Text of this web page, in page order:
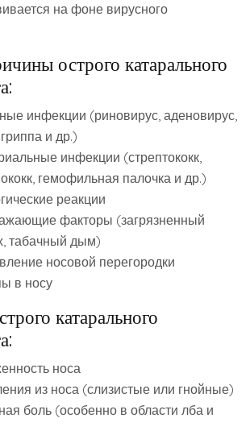
на фоне вирусного
острого катарального
инфекции (риновирус‚ аденовирус‚
и др.)
инфекции (стрептококк‚
гемофильная палочка и др.)
реакции
факторы (загрязненный
табачный дым)
носовой перегородки
в носу
катарального
носа
из носа (слизистые или гнойные)
боль (особенно в области лба и